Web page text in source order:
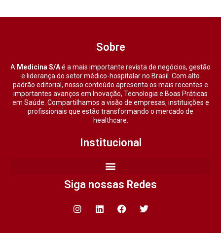
Sobre
A Medicina S/Aé a mais importante revista de negócios, gestão
e liderança do setor médico-hospitalar no Brasil. Com alto
padrão editorial, nosso conteúdo apresenta os mais recentes e
importantes avanços em Inovação, Tecnologia e Boas Práticas
em Saúde. Compartilhamos a visão de empresas, instituições e
profissionais que estão transformando o mercado de
healthcare.
Institucional
Siga nossas Redes